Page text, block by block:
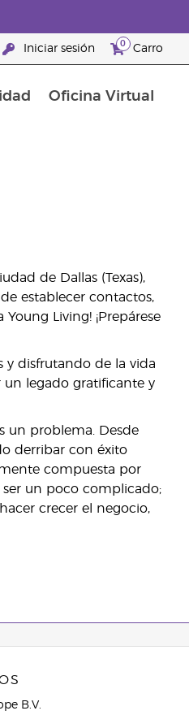
Iniciar sesión 0 Carro
Oficina Virtual
de Dallas (Texas),
establecer contactos,
Living! ¡Prepárese
y disfrutando de la vida
un legado gratificante y
un problema. Desde
derribar con éxito
compuesta por
ser un poco complicado;
crecer el negocio,
B.V.